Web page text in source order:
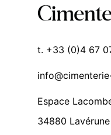
t. +33 (0)4 67
Espace
34880